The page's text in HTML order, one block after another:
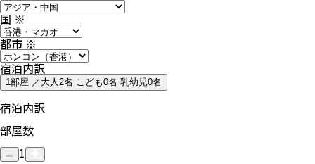
国※
都市※
宿泊内訳
1部屋 ／大人2名 こども0名 乳幼児0名
宿泊内訳
部屋数
1